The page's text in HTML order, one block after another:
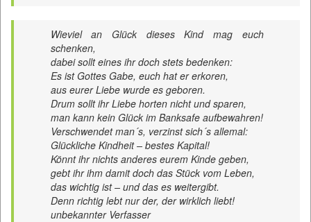
Wieviel an Glück dieses Kind mag euch
schenken,
dabei sollt eines ihr doch stets bedenken:
Es ist Gottes Gabe, euch hat er erkoren,
aus eurer Liebe wurde es geboren.
Drum sollt ihr Liebe horten nicht und sparen,
man kann kein Glück im Banksafe aufbewahren!
Verschwendet man´s, verzinst sich´s allemal:
Glückliche Kindheit – bestes Kapital!
Könnt ihr nichts anderes eurem Kinde geben,
gebt ihr ihm damit doch das Stück vom Leben,
das wichtig ist – und das es weitergibt.
Denn richtig lebt nur der, der wirklich liebt!
unbekannter Verfasser